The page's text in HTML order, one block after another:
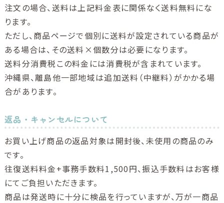
注文の場合、送料は上記料金表に関係なく送料無料にな
ります。
ただし、商品ページで個別に送料が設定されている商品が
ある場合は、その送料×個数分は必要になります。
送料分消費税この料金には消費税が含まれています。
沖縄県、離島他一部地域は追加送料（中継料）がかかる場
合があります。
返品・キャンセルについて
お買い上げ商品の返品対象は開封後、未使用の商品のみ
です。
往復送料料金+事務手数料1,500円、振込手数料はお客様
にてご負担いただきます。
商品は発送時に十分に検品を行っていますが、万が一商品